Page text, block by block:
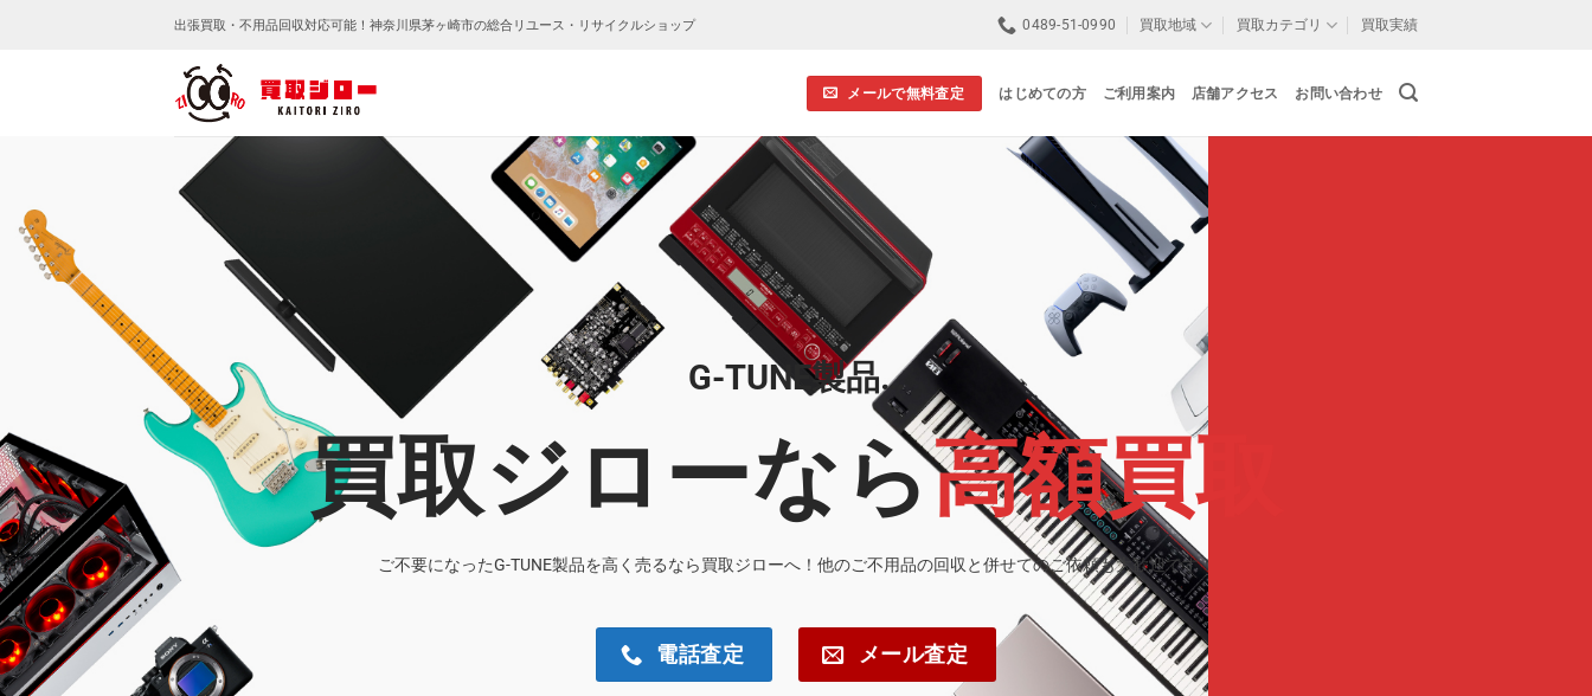
出張買取・不用品回収対応可能！神奈川県茅ヶ崎市の総合リユース・リサイクルショップ 0489-51-0990 買取地域 買取カテゴリ 買取実績
メールで無料査定 はじめての方 ご利用案内 店舗アクセス お問い合わせ
G-TUNE製品…
買取ジローなら高額買取
ご不要になったG-TUNE製品を高く売るなら買取ジローへ！他のご不用品の回収と併せてのご依頼も大歓迎です！
電話査定 メール査定